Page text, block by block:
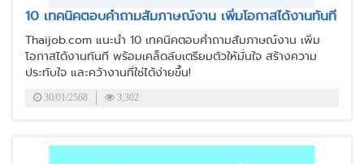
10 เทคนิคตอบคำถามสัมภาษณ์งาน เพิ่มโอกาสได้งานทันที
Thaijob.com แนะนำ 10 เทคนิคตอบคำถามสัมภาษณ์งาน เพิ่ม
โอกาสได้งานทันที พร้อมเคล็ดลับเตรียมตัวให้มั่นใจ สร้างความ
ประทับใจ และคว้างานที่ใช่ได้ง่ายขึ้น!
30/01/2568 3,302